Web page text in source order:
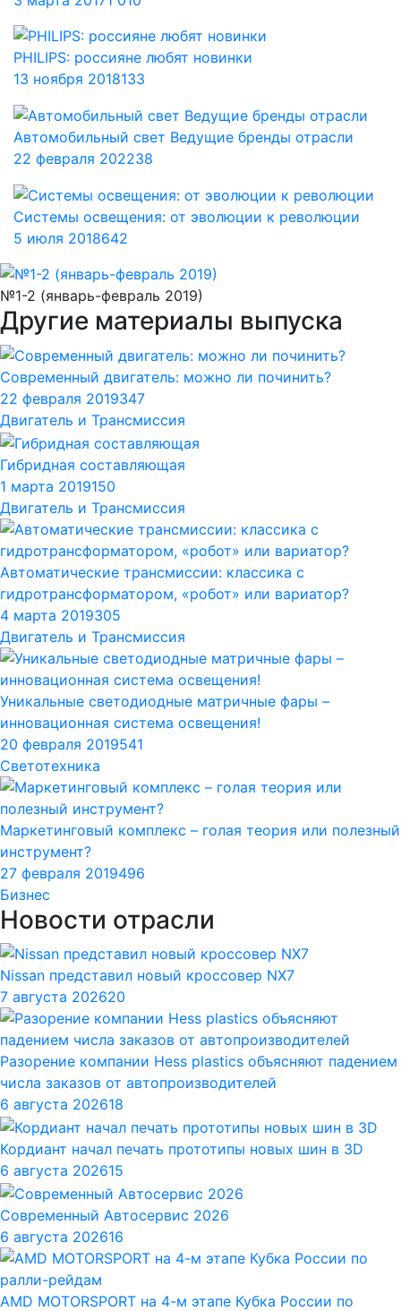
PHILIPS: россияне любят новинки
13 ноября 2018133
Автомобильный свет Ведущие бренды отрасли
22 февраля 202238
Системы освещения: от эволюции к революции
5 июля 2018642
№1-2 (январь-февраль 2019)
Другие материалы выпуска
Современный двигатель: можно ли починить?
22 февраля 2019347
Двигатель и Трансмиссия
Гибридная составляющая
1 марта 2019150
Двигатель и Трансмиссия
Автоматические трансмиссии: классика с
гидротрансформатором, «робот» или вариатор?
4 марта 2019305
Двигатель и Трансмиссия
Уникальные светодиодные матричные фары –
инновационная система освещения!
20 февраля 2019541
Светотехника
Маркетинговый комплекс – голая теория или полезный
инструмент?
27 февраля 2019496
Бизнес
Новости отрасли
Nissan представил новый кроссовер NX7
7 августа 202620
Разорение компании Hess plastics объясняют падением
числа заказов от автопроизводителей
6 августа 202618
Кордиант начал печать прототипы новых шин в 3D
6 августа 202615
Современный Автосервис 2026
6 августа 202616
AMD MOTORSPORT на 4-м этапе Кубка России по